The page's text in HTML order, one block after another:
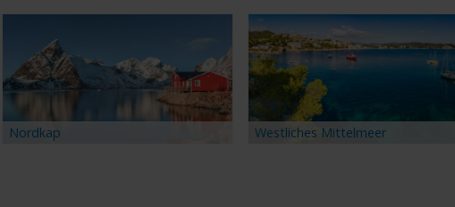
Nordkap Westliches Mittelmeer